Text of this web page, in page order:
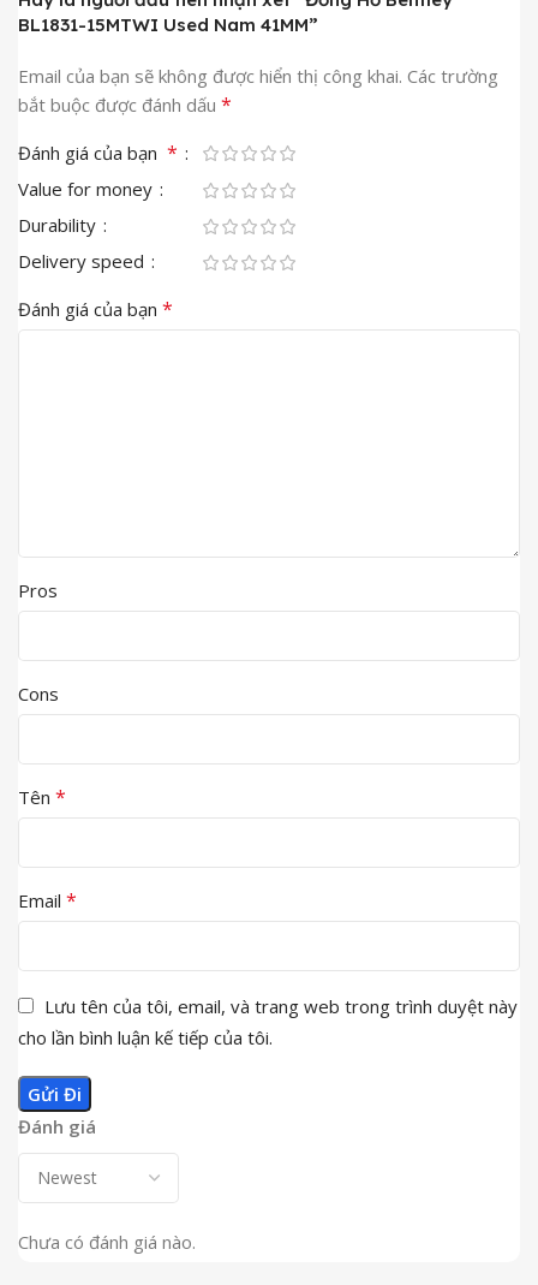
Đánh giá
Chưa có đánh giá nào.
BL1831-15MTWI Used Nam 41MM”
Email của bạn sẽ không được hiển thị công khai. Các trường
bắt buộc được đánh dấu *
Đánh giá của bạn *
Value for money
Durability
Delivery speed
Đánh giá của bạn *
Pros
Cons
Tên *
Email *
Lưu tên của tôi, email, và trang web trong trình duyệt này
cho lần bình luận kế tiếp của tôi.